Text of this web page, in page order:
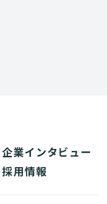
企業インタビュー
採用情報